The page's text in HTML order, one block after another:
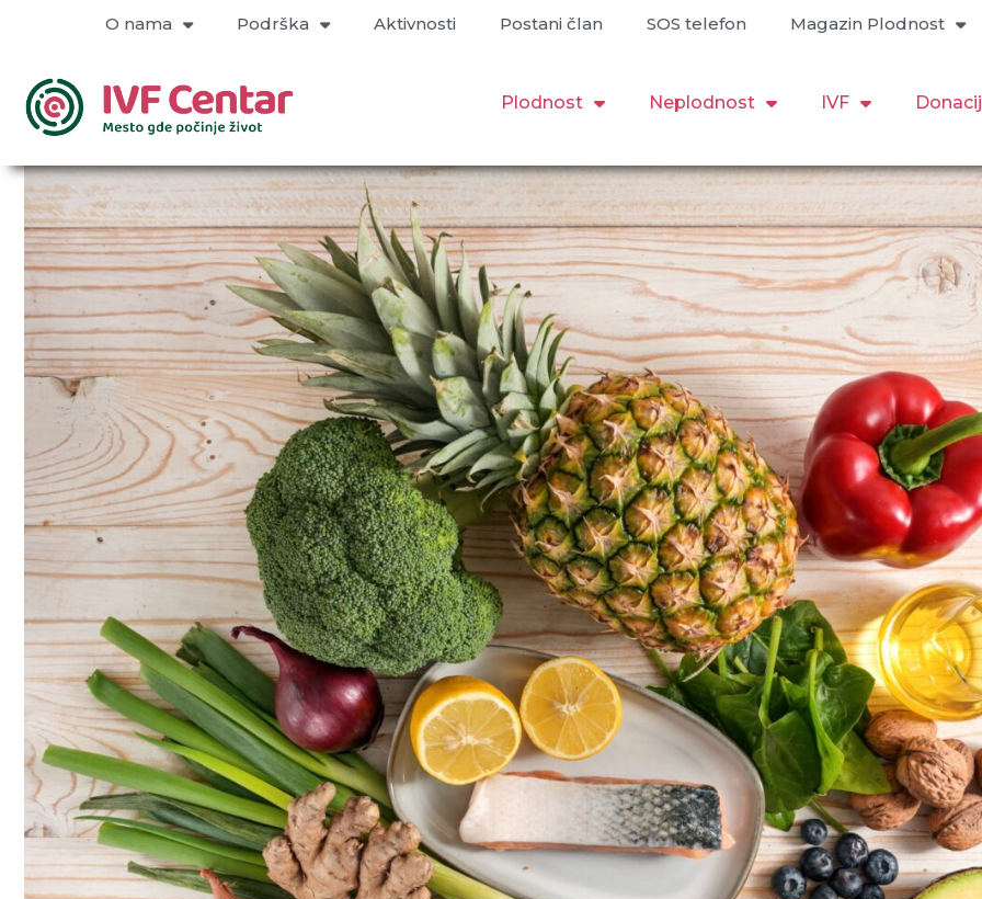
O nama Podrška Aktivnosti Postani član SOS telefon Magazin Plodnost
Plodnost Neplodnost IVF